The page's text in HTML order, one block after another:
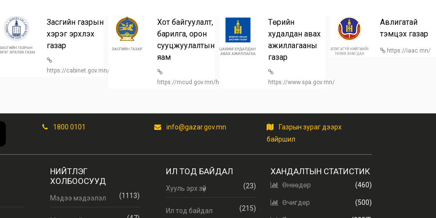
Засгийн газрын
хэрэг эрхлэх
газар
https://cabinet.gov.mn/
Хот байгуулалт,
барилга, орон
сууцжуулалтын
яам
https://mcud.gov.mn/home
Төрийн
худалдан авах
ажиллагааны
газар
https://www.spa.gov.mn/
Авлигатай
тэмцэх газар
https://iaac.mn/
1800 0101 info@gazar.gov.mn
Газрын зураг дээрх
байршил
НИЙТЛЭГ
ХОЛБООСУУД
Мэдээ мэдээлэл (1113)
ИЛ ТОД БАЙДАЛ
Хууль эрх зүй (23)
Ил тод байдал (215)
ХАНДАЛТЫН СТАТИСТИК
Өнөөдөр (460)
Өчигдөр (500)